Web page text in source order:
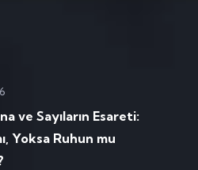
ve Sayıların Esareti:
Yoksa Ruhun mu